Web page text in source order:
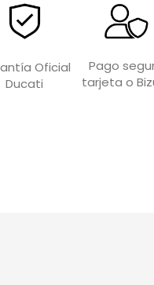
Oficial
Ducati
Pago
tarjeta o